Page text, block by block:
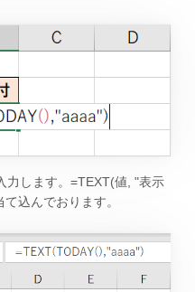
力します。=TEXT(値, "表示
込んでおります。